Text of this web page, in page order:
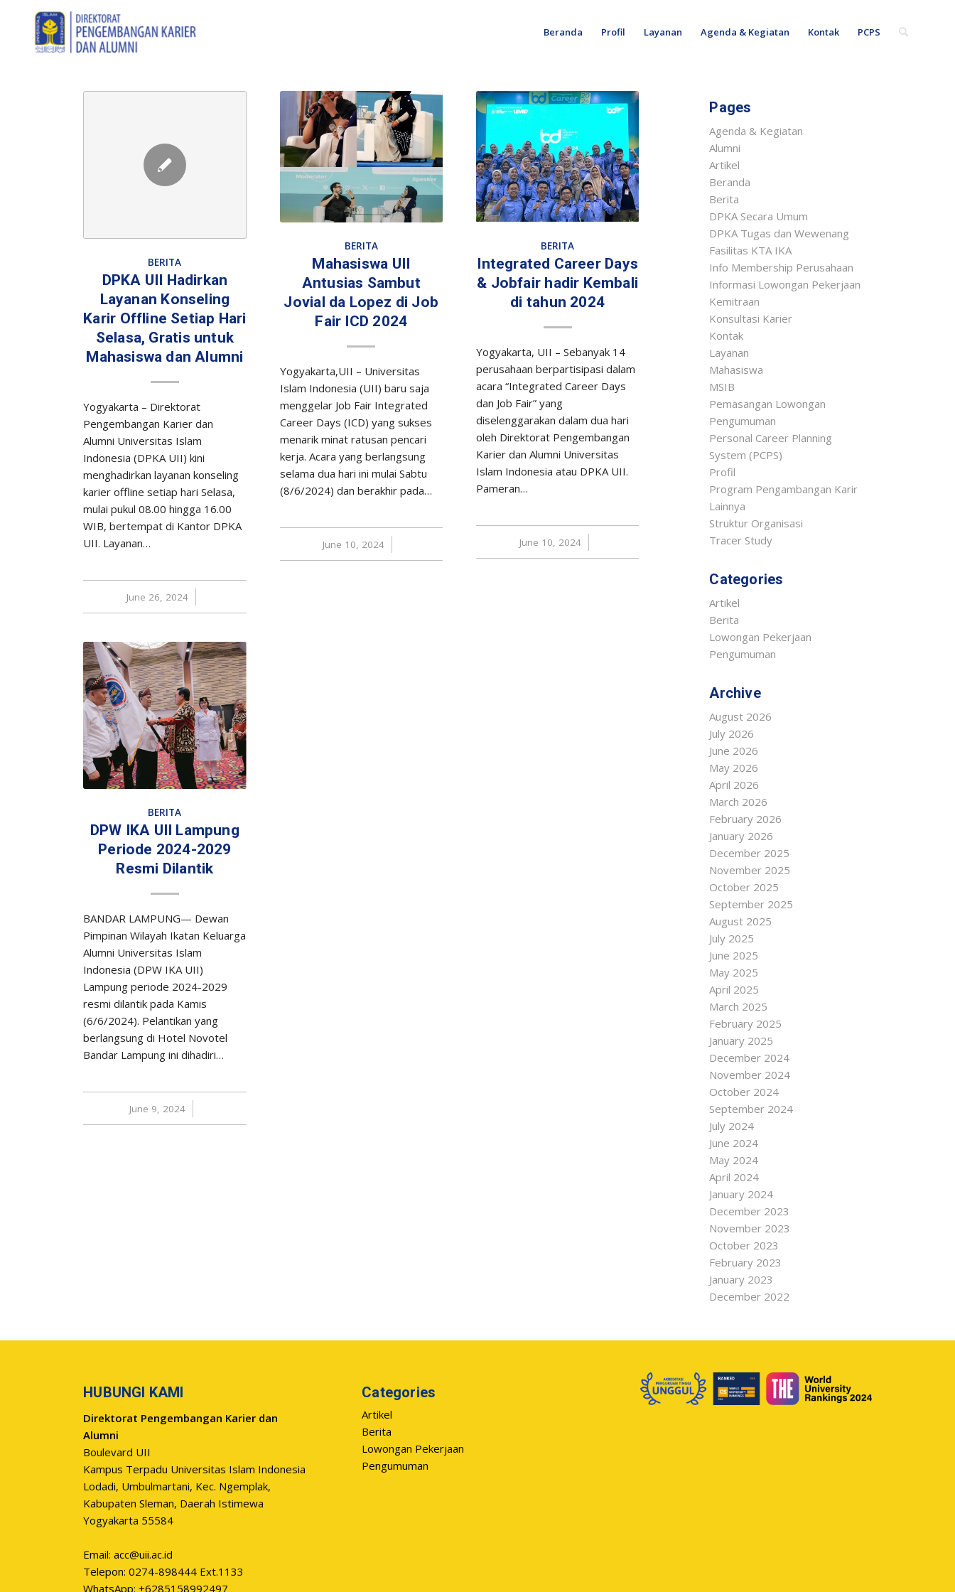
Beranda Profil Layanan Agenda & Kegiatan Kontak PCPS
BERITA
DPKA UII Hadirkan
Layanan Konseling
Karir Offline Setiap Hari
Selasa, Gratis untuk
Mahasiswa dan Alumni
Yogyakarta – Direktorat
Pengembangan Karier dan
Alumni Universitas Islam
Indonesia (DPKA UII) kini
menghadirkan layanan konseling
karier offline setiap hari Selasa,
mulai pukul 08.00 hingga 16.00
WIB, bertempat di Kantor DPKA
UII. Layanan…
June 26, 2024
/
BERITA
Mahasiswa UII
Antusias Sambut
Jovial da Lopez di Job
Fair ICD 2024
Yogyakarta,UII – Universitas
Islam Indonesia (UII) baru saja
menggelar Job Fair Integrated
Career Days (ICD) yang sukses
menarik minat ratusan pencari
kerja. Acara yang berlangsung
selama dua hari ini mulai Sabtu
(8/6/2024) dan berakhir pada…
June 10, 2024
/
BERITA
Integrated Career Days
& Jobfair hadir Kembali
di tahun 2024
Yogyakarta, UII – Sebanyak 14
perusahaan berpartisipasi dalam
acara “Integrated Career Days
dan Job Fair” yang
diselenggarakan dalam dua hari
oleh Direktorat Pengembangan
Karier dan Alumni Universitas
Islam Indonesia atau DPKA UII.
Pameran…
June 10, 2024
/
BERITA
DPW IKA UII Lampung
Periode 2024-2029
Resmi Dilantik
BANDAR LAMPUNG— Dewan
Pimpinan Wilayah Ikatan Keluarga
Alumni Universitas Islam
Indonesia (DPW IKA UII)
Lampung periode 2024-2029
resmi dilantik pada Kamis
(6/6/2024). Pelantikan yang
berlangsung di Hotel Novotel
Bandar Lampung ini dihadiri…
June 9, 2024
/
Pages
Agenda & Kegiatan
Alumni
Artikel
Beranda
Berita
DPKA Secara Umum
DPKA Tugas dan Wewenang
Fasilitas KTA IKA
Info Membership Perusahaan
Informasi Lowongan Pekerjaan
Kemitraan
Konsultasi Karier
Kontak
Layanan
Mahasiswa
MSIB
Pemasangan Lowongan
Pengumuman
Personal Career Planning
System (PCPS)
Profil
Program Pengambangan Karir
Lainnya
Struktur Organisasi
Tracer Study
Categories
Artikel
Berita
Lowongan Pekerjaan
Pengumuman
Archive
August 2026
July 2026
June 2026
May 2026
April 2026
March 2026
February 2026
January 2026
December 2025
November 2025
October 2025
September 2025
August 2025
July 2025
June 2025
May 2025
April 2025
March 2025
February 2025
January 2025
December 2024
November 2024
October 2024
September 2024
July 2024
June 2024
May 2024
April 2024
January 2024
December 2023
November 2023
October 2023
February 2023
January 2023
December 2022
HUBUNGI KAMI
Direktorat Pengembangan Karier dan
Alumni
Boulevard UII
Kampus Terpadu Universitas Islam Indonesia
Lodadi, Umbulmartani, Kec. Ngemplak,
Kabupaten Sleman, Daerah Istimewa
Yogyakarta 55584
Email:acc@uii.ac.id
Telepon: 0274-898444 Ext.1133
WhatsApp: +6285158992497
Categories
Artikel
Berita
Lowongan Pekerjaan
Pengumuman